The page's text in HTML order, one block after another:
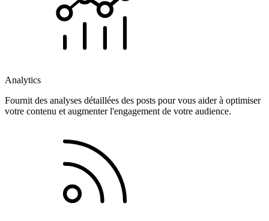
Analytics
Fournit des analyses détaillées des posts pour vous aider à optimiser
votre contenu et augmenter l'engagement de votre audience.